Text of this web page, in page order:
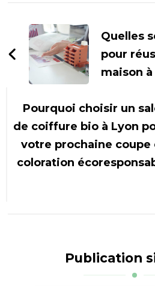
d'article
Quelles
pour
maison
Pourquoi choisir un
de coiffure bio à Lyon
votre prochaine coupe
coloration
Publication